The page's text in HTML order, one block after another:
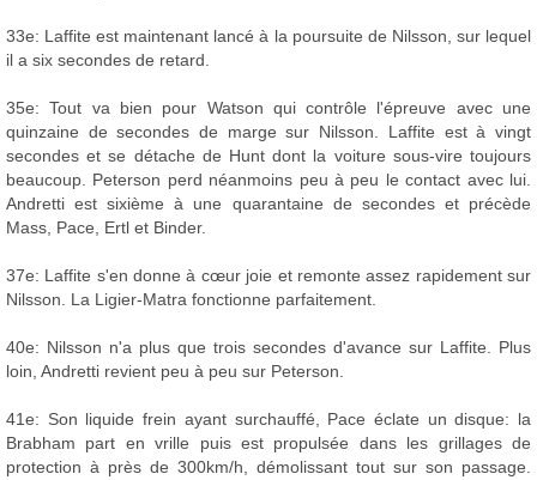
33e: Laffite est maintenant lancé à la poursuite de Nilsson, sur lequel
il a six secondes de retard.
35e: Tout va bien pour Watson qui contrôle l'épreuve avec une
quinzaine de secondes de marge sur Nilsson. Laffite est à vingt
secondes et se détache de Hunt dont la voiture sous-vire toujours
beaucoup. Peterson perd néanmoins peu à peu le contact avec lui.
Andretti est sixième à une quarantaine de secondes et précède
Mass, Pace, Ertl et Binder.
37e: Laffite s'en donne à cœur joie et remonte assez rapidement sur
Nilsson. La Ligier-Matra fonctionne parfaitement.
40e: Nilsson n'a plus que trois secondes d'avance sur Laffite. Plus
loin, Andretti revient peu à peu sur Peterson.
41e: Son liquide frein ayant surchauffé, Pace éclate un disque: la
Brabham part en vrille puis est propulsée dans les grillages de
protection à près de 300km/h, démolissant tout sur son passage.